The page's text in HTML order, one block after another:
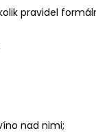
pravidel
nad nimi;